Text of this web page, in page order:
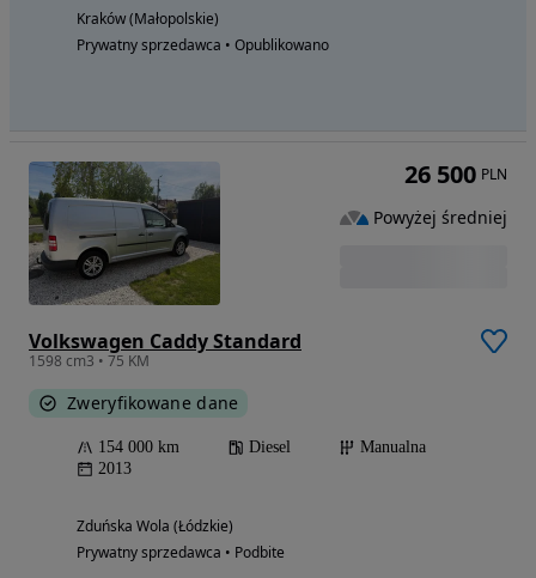
Kraków (Małopolskie)
Prywatny sprzedawca • Opublikowano
Volkswagen Caddy Standard
1598 cm3 • 75 KM
Zweryfikowane dane
154 000 km Diesel
Manualna
2013
Zduńska Wola (Łódzkie)
Prywatny sprzedawca • Podbite
26 500 PLN
Powyżej średniej